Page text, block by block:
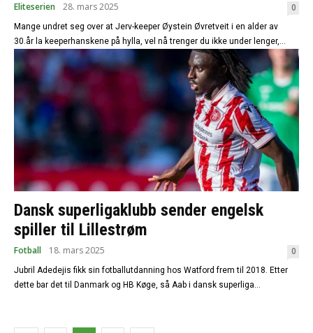
Eliteserien 28. mars 2025 0
Mange undret seg over at Jerv-keeper Øystein Øvretveit i en alder av
30.år la keeperhanskene på hylla, vel nå trenger du ikke under lenger,...
Dansk superligaklubb sender engelsk
spiller til Lillestrøm
Fotball 18. mars 2025 0
Jubril Adedejis fikk sin fotballutdanning hos Watford frem til 2018. Etter
dette bar det til Danmark og HB Køge, så Aab i dansk superliga...